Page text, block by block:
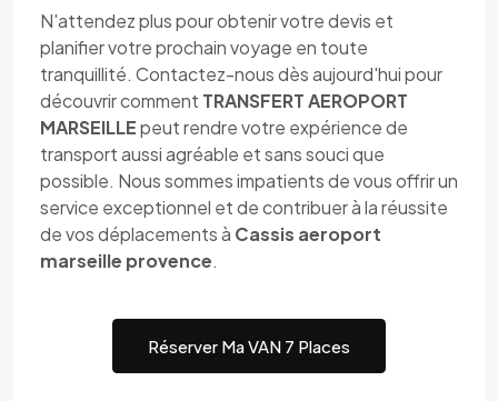
N'attendez plus pour obtenir votre devis et
planifier votre prochain voyage en toute
tranquillité. Contactez-nous dès aujourd'hui pour
découvrir comment TRANSFERT AEROPORT
MARSEILLEpeut rendre votre expérience de
transport aussi agréable et sans souci que
possible. Nous sommes impatients de vous offrir un
service exceptionnel et de contribuer à la réussite
de vos déplacements à Cassis aeroport
marseille provence.
Réserver Ma VAN 7 Places